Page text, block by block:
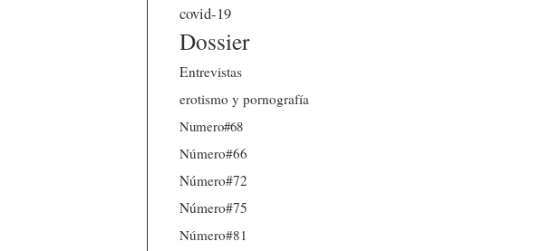
covid-19
Dossier
Entrevistas
erotismo y pornografía
Numero#68
Número#66
Número#72
Número#75
Número#81